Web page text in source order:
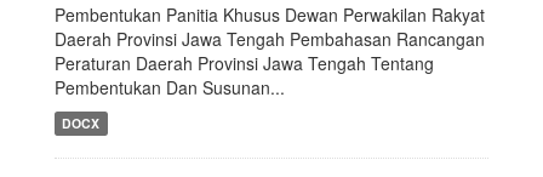
Pembentukan Panitia Khusus Dewan Perwakilan Rakyat
Daerah Provinsi Jawa Tengah Pembahasan Rancangan
Peraturan Daerah Provinsi Jawa Tengah Tentang
Pembentukan Dan Susunan...
DOCX